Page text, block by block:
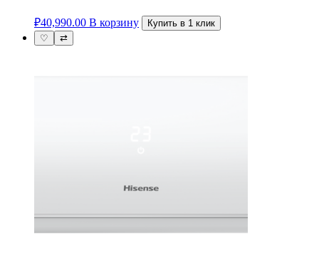
₽40,990.00 В корзину
Купить в 1 клик
♡
⇄